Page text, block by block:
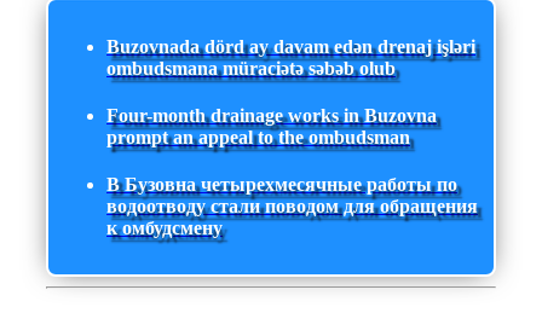
Buzovnada dörd ay davam edən drenaj işləri
ombudsmana müraciətə səbəb olub
Four-month drainage works in Buzovna
prompt an appeal to the ombudsman
В Бузовна четырехмесячные работы по
водоотводу стали поводом для обращения
к омбудсмену